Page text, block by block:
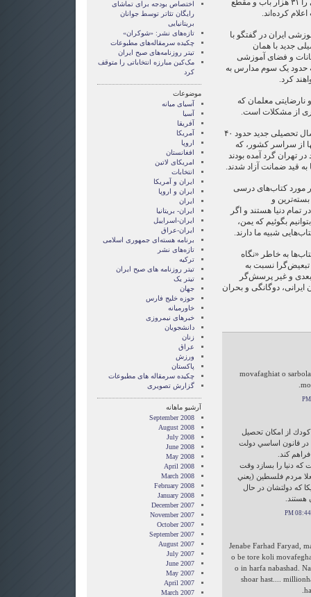
را ۶۲ هزار باب، مدارس راهنمایی را ۳۱ هزار باب و مقطع
ایران در گفتگو با
جدید با همان
و فضای آموزشی
حدود یک سوم مدارس به
کرد.
نارضایتی معلمان که
از مشکلات است.
تنها در هفته گذشته و در آستانه سال تحصیلی جدید حدود ۴۰
از سراسر کشور، که
تهران گرد آمده بودند
به قید ضمانت آزاد شدند.
مورد کتاب‌های درسی
و
تمام دنیا هستند و اگر
بگوئیم که یمن،
شبیه ما دارند.
به خاطر «نگاه
تبعیض‌گرا نسبت به
و غیر پرسش‌گر
ایرانی، دوگانگی و بحران
movafaghiat o
كودك از امكان تحصيل
قانون اساسي دولت
كند.
كه دنيا را بسازد وقت
فعلا مردم فلسطين (يعني
كه دولتشان در حال
Jenabe Farhad Faryad,
o be tore koli
o in harfa nabashad.
shoar hast....
اختصاص بودجه برای تماشای
رايگان تئاتر توسط جوانان
بریتانیایی
تازه‌های نشر: «شوکران»
چکیده سرمقاله‌های مطبوعات
تیتر روزنامه‌های صبح ایران
مک‌کین مبارزه انتخاباتی را متوقف
کرد
موضوعات
آسيای ميانه
آسیا
آفریقا
آمریکا
اروپا
افغانستان
امریکای لاتین
انتخابات
ايران و آمريکا
ايران و اروپا
ایران
ایران- بریتانیا
ایران-اسراییل
ایران-عراق
برنامه هسته‌ای جمهوری اسلامی
تازه‌های نشر
ترکیه
تیتر روزنامه های صبح ایران
تیتر یک
جهان
حوزه خلیج فارس
خاورمیانه
خبرهای نیمروزی
دانشجویان
زنان
عراق
ورزش
پاکستان
چکیده سرمقاله های مطبوعات
گزارش تصويری
آرشیو ماهانه
September 2008
August 2008
July 2008
June 2008
May 2008
April 2008
March 2008
February 2008
January 2008
December 2007
November 2007
October 2007
September 2007
August 2007
July 2007
June 2007
May 2007
April 2007
March 2007